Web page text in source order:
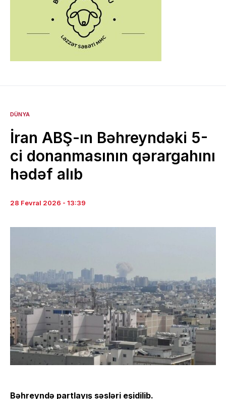
DÜNYA
İran ABŞ-ın Bəhreyndəki 5-
ci donanmasının qərargahını
hədəf alıb
28 Fevral 2026 - 13:39
Bəhreyndə partlayış səsləri eşidilib.